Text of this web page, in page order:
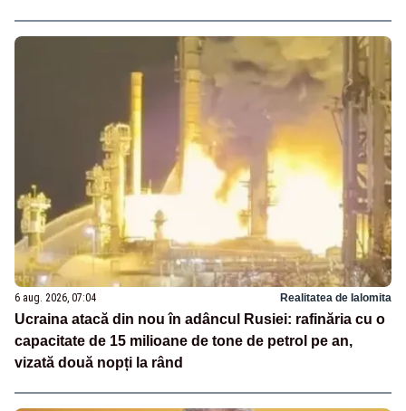
6 aug. 2026, 07:04 Realitatea de Ialomita
Ucraina atacă din nou în adâncul Rusiei: rafinăria cu o
capacitate de 15 milioane de tone de petrol pe an,
vizată două nopți la rând